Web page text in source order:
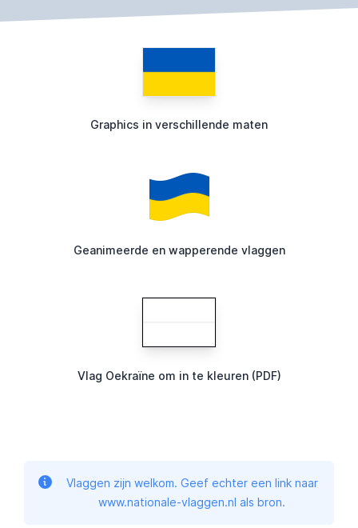
Graphics in verschillende maten
Geanimeerde en wapperende vlaggen
Vlag Oekraïne om in te kleuren (PDF)
Vlaggen zijn welkom. Geef echter een link naar
www.nationale-vlaggen.nl als bron.